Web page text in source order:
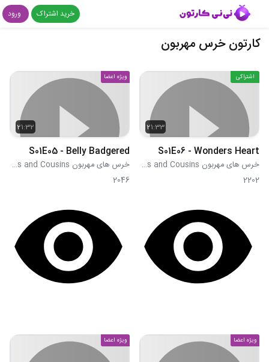
خرید اشتراک ورود
کارتون خرس مهربون
21:33
اشتراکی
S01E06 - Wonders Heart
خرس های مهربون Care Bears and Cousins
2202
21:32
ویژه اعضا
S01E05 - Belly Badgered
خرس های مهربون Care Bears and Cousins
2046
ویژه اعضا ویژه اعضا